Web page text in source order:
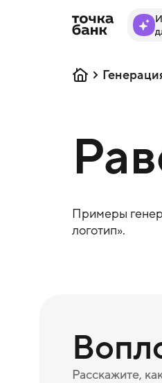
Примеры
логотип».
Расскажите,